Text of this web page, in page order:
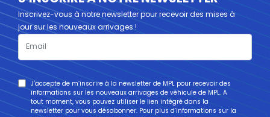
Inscrivez-vous à notre newsletter pour recevoir des mises à
jour sur les nouveaux arrivages !
J’accepte de m’inscrire à la newsletter de MPL pour recevoir des
informations sur les nouveaux arrivages de véhicule de MPL. A
tout moment, vous pouvez utiliser le lien intégré dans la
newsletter pour vous désabonner. Pour plus d’informations sur la